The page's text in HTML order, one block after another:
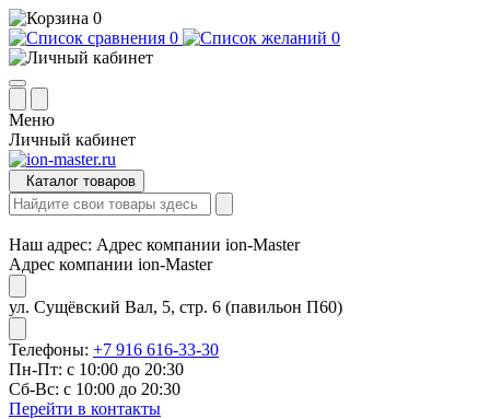
0
0
0
Меню
Личный кабинет
Каталог товаров
Наш адрес: Адрес компании ion-Master
Адрес компании ion-Master
ул. Сущёвский Вал, 5, стр. 6 (павильон П60)
Телефоны: +7 916 616-33-30
Пн-Пт: с 10:00 до 20:30
Сб-Вс: с 10:00 до 20:30
Перейти в контакты